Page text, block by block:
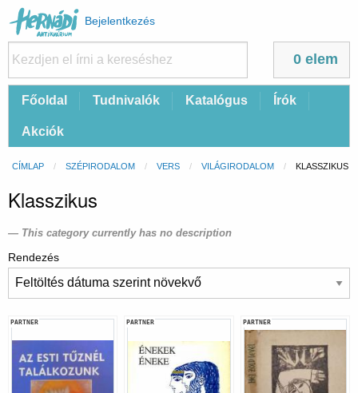
Felhasználói
fiók
menüje
Bejelentkezés
0 elem
FőFőoldal Tudnivalók Katalógus Írók
Akciók
Morzsa
CÍMLAP SZÉPIRODALOM VERS VILÁGIRODALOM CURRENT:
KLASSZIKUS
Klasszikus
This category currently has no description
Rendezés
PARTNER PARTNER PARTNER